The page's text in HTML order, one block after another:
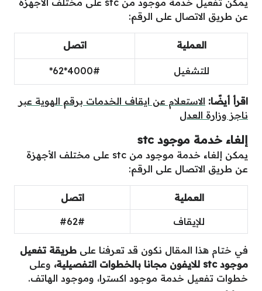
يمكن تفعيل خدمة موجود من stc على مختلف الأجهزة
عن طريق الاتصال على الرقم:
العملية اتصل
للتشغيل 4000#*62*
اقرأ أيضًا: الاستعلام عن ايقاف الخدمات برقم الهوية عبر
ناجز وزارة العدل
إلغاء خدمة موجود stc
يمكن إلغاء خدمة موجود من stc على مختلف الأجهزة
عن طريق الاتصال على الرقم:
العملية اتصل
للإيقاف #62#
في ختام هذا المقال نكون قد تعرفنا على طريقة تفعيل
موجود stc للايفون مجانا بالخطوات التفصيلية،
وعلى
خطوات تفعيل خدمة موجود اكسترا، وموجود الهاتف.